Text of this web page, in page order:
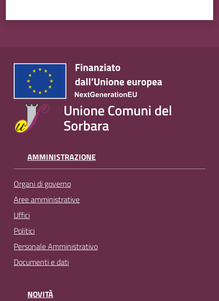
Unione Comuni del
Sorbara
AMMINISTRAZIONE
Organi di governo
Aree amministrative
Uffici
Politici
Personale Amministrativo
Documenti e dati
NOVITÀ